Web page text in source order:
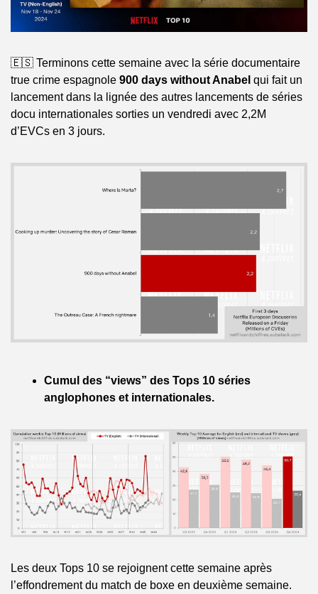
🇪🇸 Terminons cette semaine avec la série documentaire
true crime espagnole 900 days without Anabel qui fait un
lancement dans la lignée des autres lancements de séries
docu internationales sorties un vendredi avec 2,2M
d’EVCs en 3 jours.
Cumul des “views” des Tops 10 séries
anglophones et internationales.
Les deux Tops 10 se rejoignent cette semaine après
l’effondrement du match de boxe en deuxième semaine.